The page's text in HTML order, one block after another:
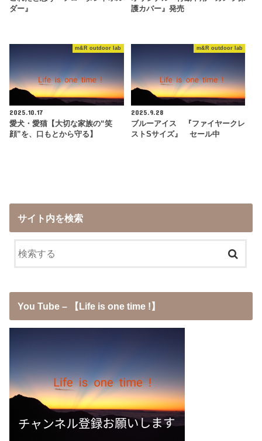
ダー』
護カバー』発売
m&R outdoor lab
2025.10.17
愛犬・愛猫【大切な家族の“笑
顔”を、口もとから守る】
m&R outdoor lab
2025.9.28
ブルーアイス 『ファイヤークレ
ストSサイズ』 セール中
サイト内を検索
You Tube – 【Life is one time !】